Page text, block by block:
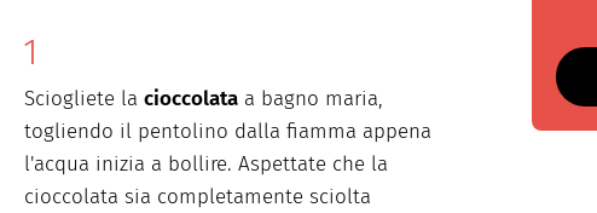
Sciogliete la cioccolata a bagno maria,
togliendo il pentolino dalla fiamma appena
l'acqua inizia a bollire. Aspettate che la
cioccolata sia completamente sciolta